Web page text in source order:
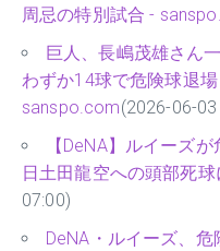
周忌の特別試合 -
巨人、長嶋茂雄さん
わずか14球で危険球退
sanspo.com(2026-06-03
【DeNA】ルイーズ
日土田龍空への頭部死
07:00)
DeNA・ルイーズ、